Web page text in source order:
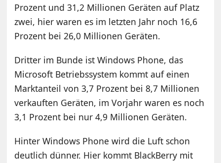
Prozent und 31,2 Millionen Geräten auf Platz
zwei, hier waren es im letzten Jahr noch 16,6
Prozent bei 26,0 Millionen Geräten.
Dritter im Bunde ist Windows Phone, das
Microsoft Betriebssystem kommt auf einen
Marktanteil von 3,7 Prozent bei 8,7 Millionen
verkauften Geräten, im Vorjahr waren es noch
3,1 Prozent bei nur 4,9 Millionen Geräten.
Hinter Windows Phone wird die Luft schon
deutlich dünner. Hier kommt BlackBerry mit